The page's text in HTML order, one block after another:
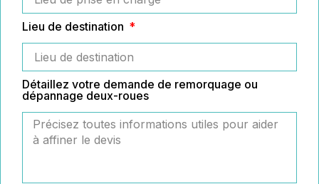
Lieu de destination
Détaillez votre demande de remorquage ou
dépannage deux-roues